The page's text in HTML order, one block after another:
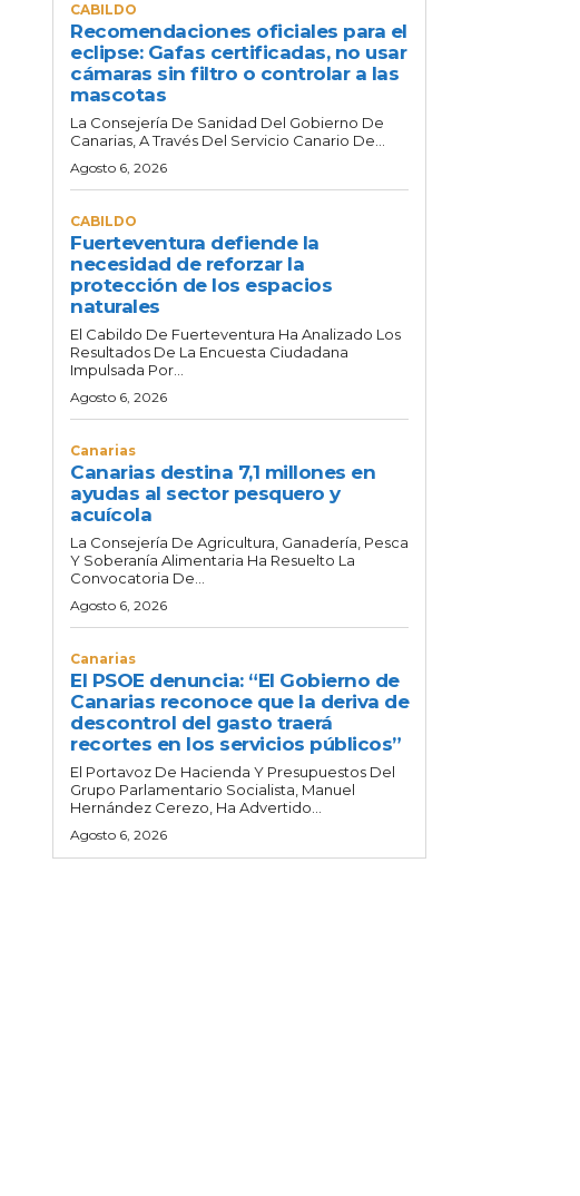
CABILDO
Recomendaciones oficiales para el
eclipse: Gafas certificadas, no usar
cámaras sin filtro o controlar a las
mascotas
La Consejería De Sanidad Del Gobierno De
Canarias, A Través Del Servicio Canario De...
Agosto 6, 2026
CABILDO
Fuerteventura defiende la
necesidad de reforzar la
protección de los espacios
naturales
El Cabildo De Fuerteventura Ha Analizado Los
Resultados De La Encuesta Ciudadana
Impulsada Por...
Agosto 6, 2026
Canarias
Canarias destina 7,1 millones en
ayudas al sector pesquero y
acuícola
La Consejería De Agricultura, Ganadería, Pesca
Y Soberanía Alimentaria Ha Resuelto La
Convocatoria De...
Agosto 6, 2026
Canarias
El PSOE denuncia: “El Gobierno de
Canarias reconoce que la deriva de
descontrol del gasto traerá
recortes en los servicios públicos”
El Portavoz De Hacienda Y Presupuestos Del
Grupo Parlamentario Socialista, Manuel
Hernández Cerezo, Ha Advertido...
Agosto 6, 2026